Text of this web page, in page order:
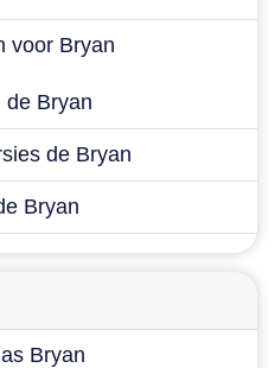
voor Bryan
de Bryan
de Bryan
Bryan
Bryan